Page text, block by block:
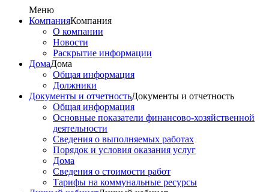
Меню
КомпанияКомпания
О компании
Новости
Раскрытие информации
ДомаДома
Общая информация
Должники
Документы и отчетностьДокументы и отчетность
Общая информация
Основные показатели финансово-хозяйственной
деятельности
Сведения о выполняемых работах
Порядок и условия оказания услуг
Дома
Сведения о стоимости работ
Тарифы на коммунальные ресурсы